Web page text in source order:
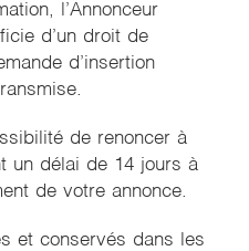
l’Annonceur
d’un droit de
d’insertion
de renoncer à
un délai de 14 jours à
de votre annonce.
et conservés dans les